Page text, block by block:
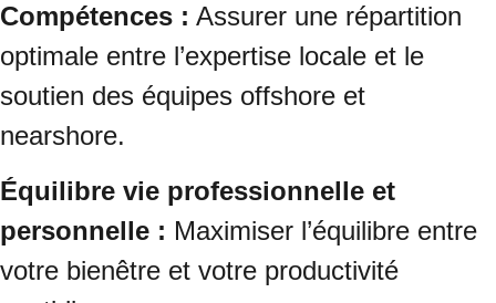
Compétences : Assurer une répartition
optimale entre l’expertise locale et le
soutien des équipes offshore et
nearshore.
Équilibre vie professionnelle et
personnelle : Maximiser l’équilibre entre
votre bienêtre et votre productivité